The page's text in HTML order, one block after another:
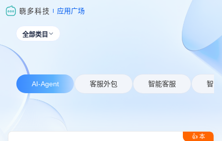
应用广场
全部类目 
AI-Agent 客服外包 智能客服 智能
👍 本